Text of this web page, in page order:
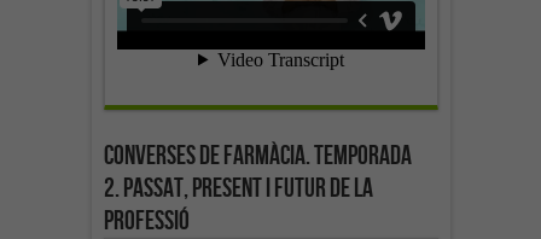
Converses de farmàcia. Temporada
2. Passat, present i futur de la
professió